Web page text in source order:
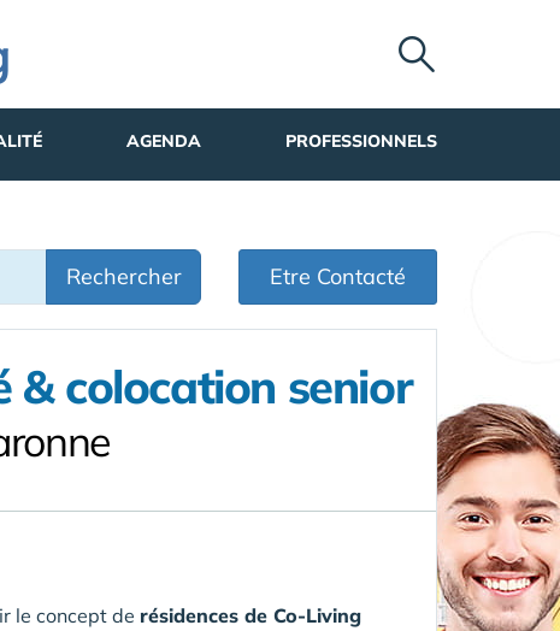
AGENDA PROFESSIONNELS
Rechercher Etre Contacté
& colocation senior
le concept de résidences de Co-Living